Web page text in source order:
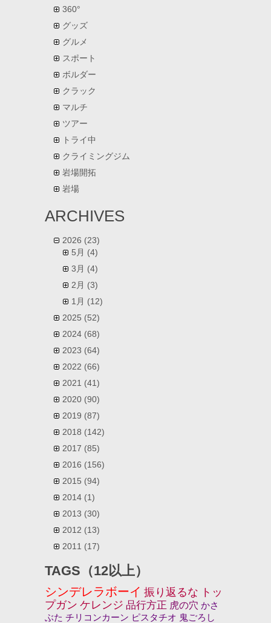
360°
グッズ
グルメ
スポート
ボルダー
クラック
マルチ
ツアー
トライ中
クライミングジム
岩場開拓
岩場
ARCHIVES
2026 (23)
5月 (4)
3月 (4)
2月 (3)
1月 (12)
2025 (52)
2024 (68)
2023 (64)
2022 (66)
2021 (41)
2020 (90)
2019 (87)
2018 (142)
2017 (85)
2016 (156)
2015 (94)
2014 (1)
2013 (30)
2012 (13)
2011 (17)
TAGS（12以上）
シンデレラボーイ 振り返るな トッ
プガン ケレンジ 品行方正 虎の穴 かさ
ぶた チリコンカーン ピスタチオ 鬼ごろし